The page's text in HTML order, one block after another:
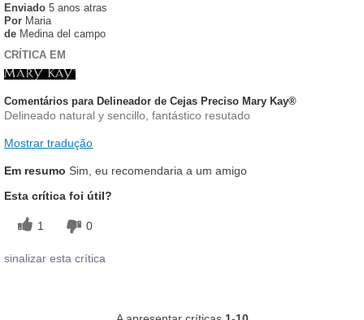
Enviado 5 anos atras
Por Maria
de Medina del campo
CRÍTICA EM
Comentários para Delineador de Cejas Preciso Mary Kay®
Delineado natural y sencillo, fantástico resutado
Mostrar tradução
Em resumo Sim, eu recomendaria a um amigo
Esta crítica foi útil?
1 0
sinalizar esta crítica